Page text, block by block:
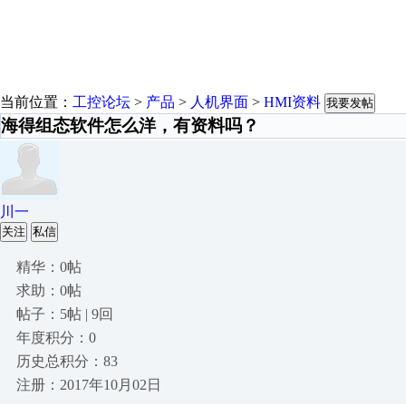
当前位置： 工控论坛 > 产品 > 人机界面 > HMI资料 我要发帖
海得组态软件怎么洋，有资料吗？
川一
关注 私信
精华：0帖
求助：0帖
帖子：5帖 | 9回
年度积分：0
历史总积分：83
注册：2017年10月02日